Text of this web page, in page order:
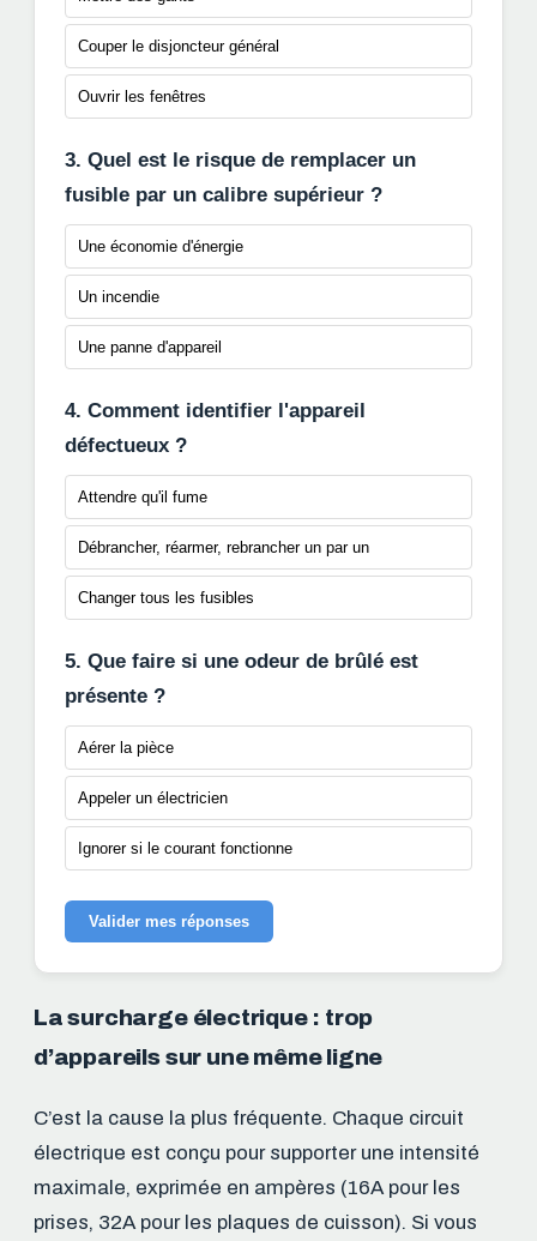
Couper le disjoncteur général
Ouvrir les fenêtres
3. Quel est le risque de remplacer un
fusible par un calibre supérieur ?
Une économie d'énergie
Un incendie
Une panne d'appareil
4. Comment identifier l'appareil
défectueux ?
Attendre qu'il fume
Débrancher, réarmer, rebrancher un par un
Changer tous les fusibles
5. Que faire si une odeur de brûlé est
présente ?
Aérer la pièce
Appeler un électricien
Ignorer si le courant fonctionne
Valider mes réponses
La surcharge électrique : trop
d’appareils sur une même ligne
C’est la cause la plus fréquente. Chaque circuit
électrique est conçu pour supporter une intensité
maximale, exprimée en ampères (16A pour les
prises, 32A pour les plaques de cuisson). Si vous